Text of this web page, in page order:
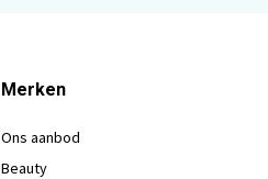
Merken
Ons aanbod
Beauty